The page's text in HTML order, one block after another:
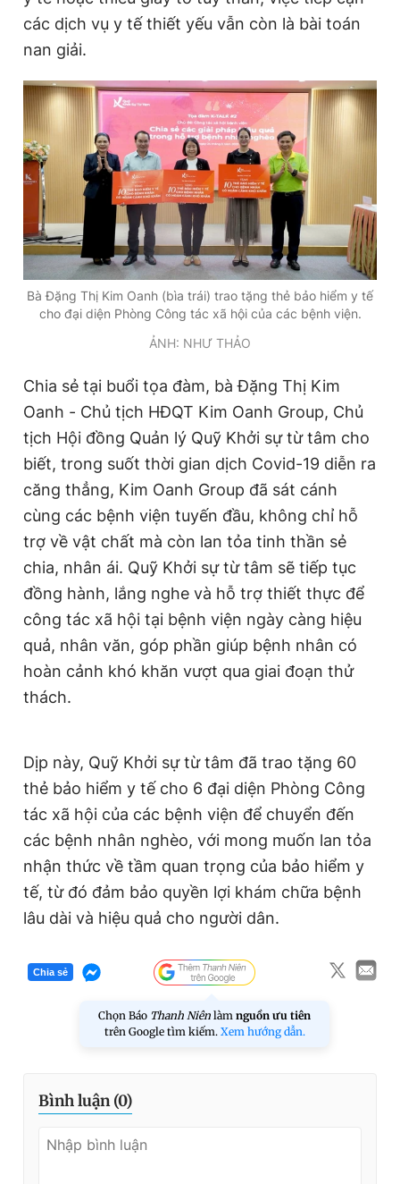
© 2003-2026 Bản quyền thuộc về Báo Thanh Niên. Cấm sao
chép dưới mọi hình thức nếu không có sự chấp thuận bằng văn
bản. Phát triển bởi ePi Technologies, JSC.
các dịch vụ y tế thiết yếu vẫn còn là bài toán
nan giải.
Bà Đặng Thị Kim Oanh (bìa trái) trao tặng thẻ bảo hiểm y tế
cho đại diện Phòng Công tác xã hội của các bệnh viện.
ẢNH: NHƯ THẢO
Chia sẻ tại buổi tọa đàm, bà Đặng Thị Kim
Oanh - Chủ tịch HĐQT Kim Oanh Group, Chủ
tịch Hội đồng Quản lý Quỹ Khởi sự từ tâm cho
biết, trong suốt thời gian dịch Covid-19 diễn ra
căng thẳng, Kim Oanh Group đã sát cánh
cùng các bệnh viện tuyến đầu, không chỉ hỗ
trợ về vật chất mà còn lan tỏa tinh thần sẻ
chia, nhân ái. Quỹ Khởi sự từ tâm sẽ tiếp tục
đồng hành, lắng nghe và hỗ trợ thiết thực để
công tác xã hội tại bệnh viện ngày càng hiệu
quả, nhân văn, góp phần giúp bệnh nhân có
hoàn cảnh khó khăn vượt qua giai đoạn thử
thách.
Dịp này, Quỹ Khởi sự từ tâm đã trao tặng 60
thẻ bảo hiểm y tế cho 6 đại diện Phòng Công
tác xã hội của các bệnh viện để chuyển đến
các bệnh nhân nghèo, với mong muốn lan tỏa
nhận thức về tầm quan trọng của bảo hiểm y
tế, từ đó đảm bảo quyền lợi khám chữa bệnh
lâu dài và hiệu quả cho người dân.
Chia sẻ
Chọn Báo Thanh Niên làm nguồn ưu tiên
trên Google tìm kiếm. Xem hướng dẫn.
Bình luận (0)